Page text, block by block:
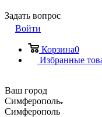
Задать вопрос
Войти
Корзина0
Избранные
Ваш город
Симферополь
Симферополь